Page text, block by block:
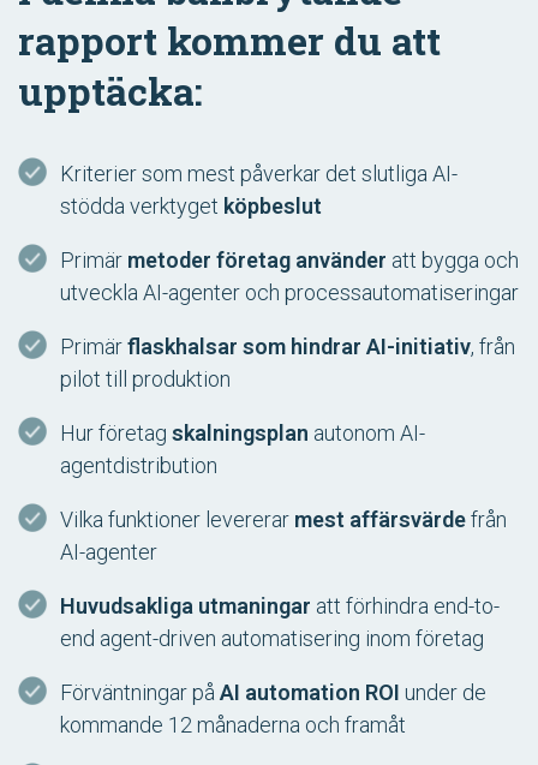
rapport kommer du att
upptäcka:
Kriterier som mest påverkar det slutliga AI-
stödda verktyget köpbeslut
Primär metoder företag använder att bygga och
utveckla AI-agenter och processautomatiseringar
Primärflaskhalsar som hindrar AI-initiativ, från
pilot till produktion
Hur företag skalningsplan autonom AI-
agentdistribution
Vilka funktioner levererar mest affärsvärdefrån
AI-agenter
Huvudsakliga utmaningar att förhindra end-to-
end agent-driven automatisering inom företag
Förväntningar påAI automation ROI under de
kommande 12 månaderna och framåt